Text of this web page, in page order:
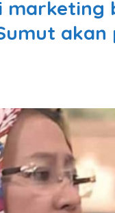
marketing